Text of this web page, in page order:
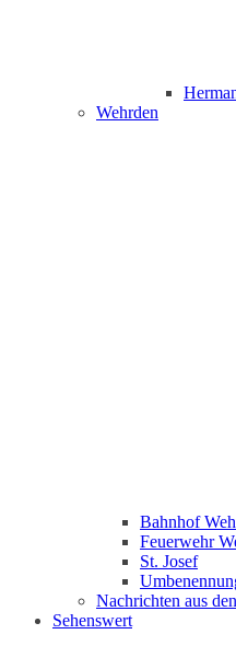
Wehrden
Bahnhof
Feuerwehr
St. Josef
Nachrichten aus
Sehenswert